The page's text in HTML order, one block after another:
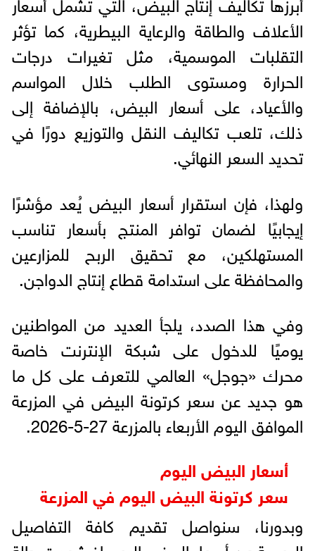
الأعلاف والطاقة والرعاية البيطرية، كما تؤثر
التقلبات الموسمية، مثل تغيرات درجات
الحرارة ومستوى الطلب خلال المواسم
والأعياد، على أسعار البيض، بالإضافة إلى
ذلك، تلعب تكاليف النقل والتوزيع دورًا في
تحديد السعر النهائي.
ولهذا، فإن استقرار أسعار البيض يُعد مؤشرًا
إيجابيًا لضمان توافر المنتج بأسعار تناسب
المستهلكين، مع تحقيق الربح للمزارعين
والمحافظة على استدامة قطاع إنتاج الدواجن.
وفي هذا الصدد، يلجأ العديد من المواطنين
يوميًا للدخول على شبكة الإنترنت خاصة
محرك «جوجل» العالمي للتعرف على كل ما
هو جديد عن سعر كرتونة البيض في المزرعة
الموافق اليوم الأربعاء بالمزرعة 27-5-2026.
أسعار البيض اليوم
سعر كرتونة البيض اليوم في المزرعة
وبدورنا، سنواصل تقديم كافة التفاصيل